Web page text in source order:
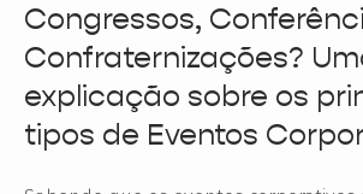
Congressos,
Confraternizações?
explicação sobre os
tipos de Eventos